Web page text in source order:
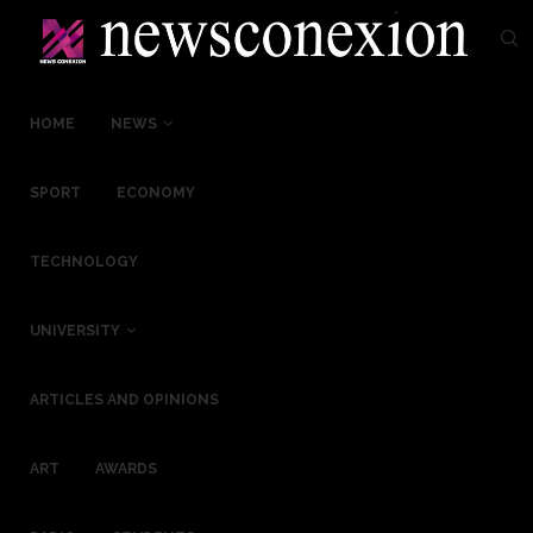
HOME NEWS
SPORT ECONOMY
TECHNOLOGY
UNIVERSITY
ARTICLES AND OPINIONS
ART AWARDS